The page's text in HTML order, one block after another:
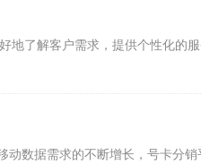
了解客户需求，提供个性化的
数据需求的不断增长，号卡分